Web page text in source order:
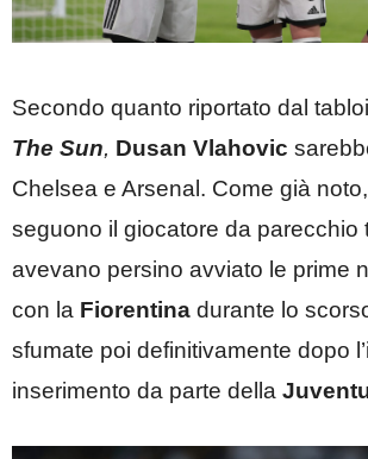
Secondo quanto riportato dal
The Sun, Dusan Vlahovic
Chelsea e Arsenal. Come già
seguono il giocatore da parecchio
avevano persino avviato le prime
con la Fiorentina durante lo
sfumate poi definitivamente dopo
inserimento da parte della